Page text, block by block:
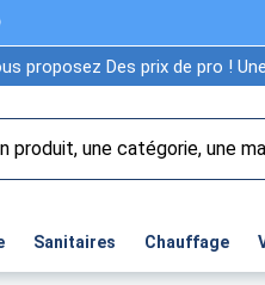
proposez Des prix de pro !
Sanitaires Chauffage